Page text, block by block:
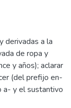
derivadas a la
de ropa y
y años); aclarar
(del prefijo en-
a- y el sustantivo